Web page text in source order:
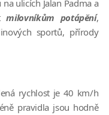
ulicích Jalan Padma a
milovníkům potápění,
sportů, přírody
rychlost je 40 km/h
pravidla jsou hodně